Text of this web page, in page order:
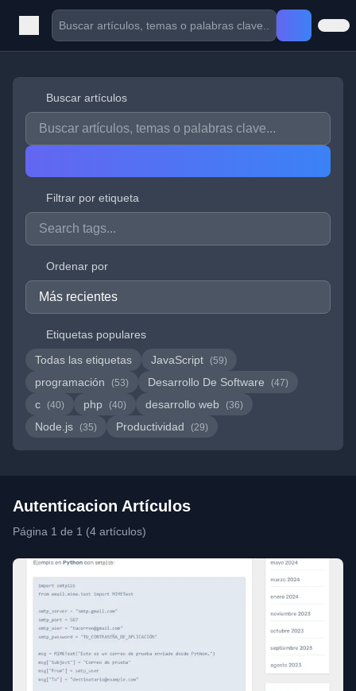
Buscar artículos
Filtrar por etiqueta
Ordenar por
Etiquetas populares
Todas las etiquetas
JavaScript (59)
programación (53) Desarrollo De Software (47)
c (40) php (40) desarrollo web (36)
Node.js (35) Productividad (29)
Autenticacion Artículos
Página 1 de 1 (4 artículos)